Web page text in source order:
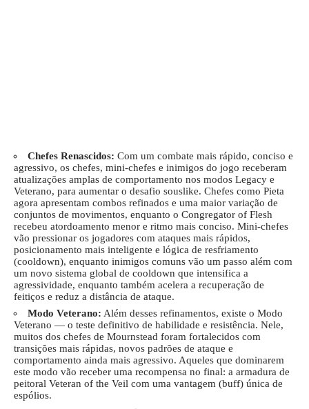
Chefes Renascidos: Com um combate mais rápido, conciso e
agressivo, os chefes, mini-chefes e inimigos do jogo receberam
atualizações amplas de comportamento nos modos Legacy e
Veterano, para aumentar o desafio souslike. Chefes como Pieta
agora apresentam combos refinados e uma maior variação de
conjuntos de movimentos, enquanto o Congregator of Flesh
recebeu atordoamento menor e ritmo mais conciso. Mini-chefes
vão pressionar os jogadores com ataques mais rápidos,
posicionamento mais inteligente e lógica de resfriamento
(cooldown), enquanto inimigos comuns vão um passo além com
um novo sistema global de cooldown que intensifica a
agressividade, enquanto também acelera a recuperação de
feitiços e reduz a distância de ataque.
Modo Veterano: Além desses refinamentos, existe o Modo
Veterano — o teste definitivo de habilidade e resistência. Nele,
muitos dos chefes de Mournstead foram fortalecidos com
transições mais rápidas, novos padrões de ataque e
comportamento ainda mais agressivo. Aqueles que dominarem
este modo vão receber uma recompensa no final: a armadura de
peitoral Veteran of the Veil com uma vantagem (buff) única de
espólios.